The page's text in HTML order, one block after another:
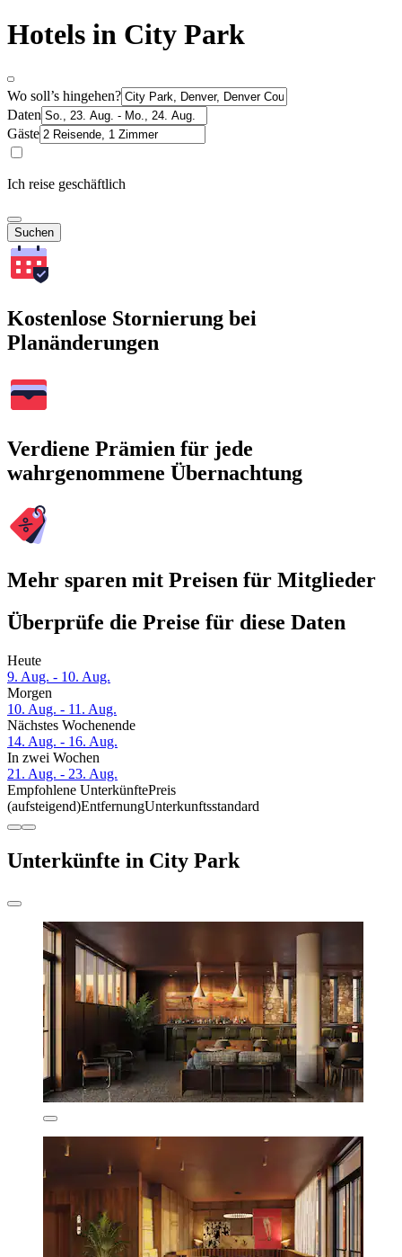
Hotels in City Park
Wo soll’s hingehen?
Daten
Gäste
Ich reise geschäftlich
Suchen
Kostenlose Stornierung bei
Planänderungen
Verdiene Prämien für jede
wahrgenommene Übernachtung
Mehr sparen mit Preisen für Mitglieder
Überprüfe die Preise für diese Daten
Heute
9. Aug. - 10. Aug.
Morgen
10. Aug. - 11. Aug.
Nächstes Wochenende
14. Aug. - 16. Aug.
In zwei Wochen
21. Aug. - 23. Aug.
Empfohlene UnterkünftePreis
(aufsteigend)EntfernungUnterkunftsstandard
Unterkünfte in City Park